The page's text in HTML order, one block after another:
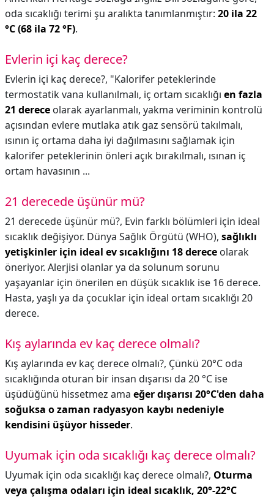
oda sıcaklığı terimi şu aralıkta tanımlanmıştır: 20 ila 22
°C (68 ila 72 °F).
Evlerin içi kaç derece?
Evlerin içi kaç derece?, "Kalorifer peteklerinde
termostatik vana kullanılmalı, iç ortam sıcaklığı en fazla
21 derece olarak ayarlanmalı, yakma veriminin kontrolü
açısından evlere mutlaka atık gaz sensörü takılmalı,
ısının iç ortama daha iyi dağılmasını sağlamak için
kalorifer peteklerinin önleri açık bırakılmalı, ısınan iç
ortam havasının ...
21 derecede üşünür mü?
21 derecede üşünür mü?, Evin farklı bölümleri için ideal
sıcaklık değişiyor. Dünya Sağlık Örgütü (WHO), sağlıklı
yetişkinler için ideal ev sıcaklığını 18 derece olarak
öneriyor. Alerjisi olanlar ya da solunum sorunu
yaşayanlar için önerilen en düşük sıcaklık ise 16 derece.
Hasta, yaşlı ya da çocuklar için ideal ortam sıcaklığı 20
derece.
Kış aylarında ev kaç derece olmalı?
Kış aylarında ev kaç derece olmalı?, Çünkü 20°C oda
sıcaklığında oturan bir insan dışarısı da 20 °C ise
üşüdüğünü hissetmez ama eğer dışarısı 20°C'den daha
soğuksa o zaman radyasyon kaybı nedeniyle
kendisini üşüyor hisseder.
Uyumak için oda sıcaklığı kaç derece olmalı?
Uyumak için oda sıcaklığı kaç derece olmalı?, Oturma
veya çalışma odaları için ideal sıcaklık, 20°-22°C